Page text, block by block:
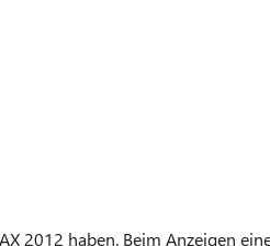
2012 haben. Beim Anzeigen